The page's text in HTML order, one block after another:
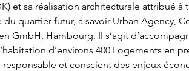
et sa réalisation architecturale attribué à
quartier futur, à savoir Urban Agency,
GmbH, Hambourg. Il s’agit
d’environs 400 Logements en
et conscient des enjeux